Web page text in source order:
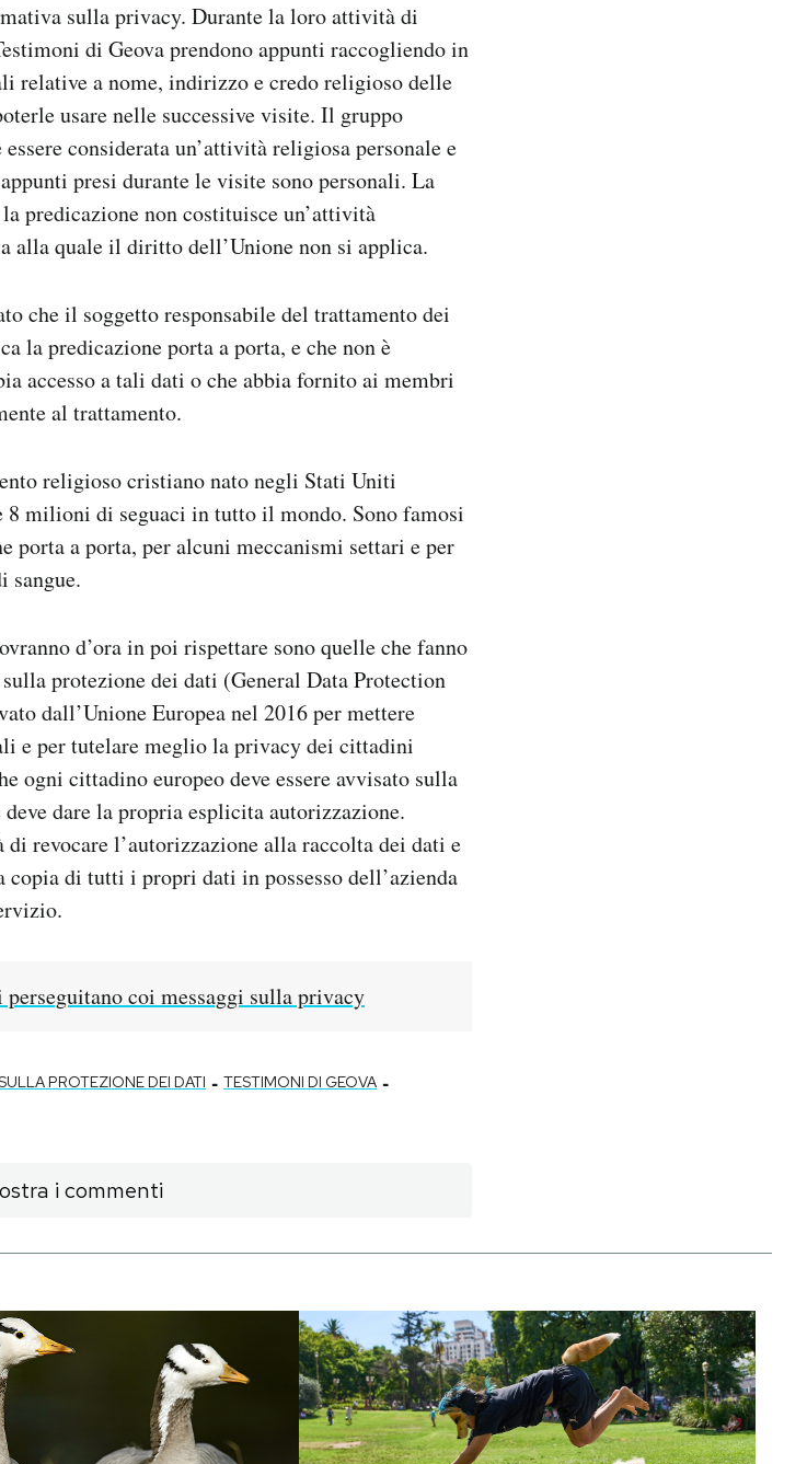
sulla privacy. Durante la loro attività di
di Geova prendono appunti raccogliendo in
relative a nome, indirizzo e credo religioso delle
usare nelle successive visite. Il gruppo
considerata un’attività religiosa personale e
presi durante le visite sono personali. La
predicazione non costituisce un’attività
alla quale il diritto dell’Unione non si applica.
che il soggetto responsabile del trattamento dei
la predicazione porta a porta, e che non è
accesso a tali dati o che abbia fornito ai membri
al trattamento.
religioso cristiano nato negli Stati Uniti
8 milioni di seguaci in tutto il mondo. Sono famosi
porta a porta, per alcuni meccanismi settari e per
d’ora in poi rispettare sono quelle che fanno
protezione dei dati (General Data Protection
dall’Unione Europea nel 2016 per mettere
e per tutelare meglio la privacy dei cittadini
ogni cittadino europeo deve essere avvisato sulla
dare la propria esplicita autorizzazione.
revocare l’autorizzazione alla raccolta dei dati e
di tutti i propri dati in possesso dell’azienda
coi messaggi sulla privacy
PROTEZIONE DEI DATI - TESTIMONI DI GEOVA -
i commenti